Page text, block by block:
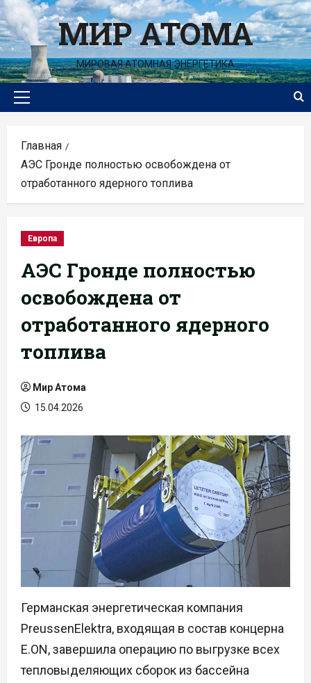
Перейти
к
содержимомуМИР АТОМА
МИРОВАЯ АТОМНАЯ ЭНЕРГЕТИКА
Основное
Главная
АЭС Гронде полностью освобождена от
отработанного ядерного топлива
Европа
АЭС Гронде полностью
освобождена от
отработанного ядерного
топлива
Мир Атома
15.04.2026
Германская энергетическая компания
PreussenElektra, входящая в состав концерна
E.ON, завершила операцию по выгрузке всех
тепловыделяющих сборок из бассейна